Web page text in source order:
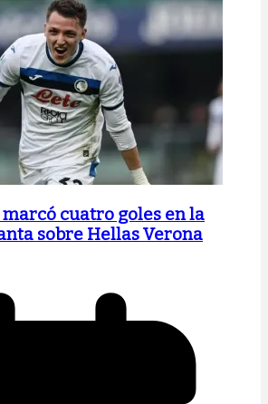
marcó cuatro goles en la
sobre Hellas Verona